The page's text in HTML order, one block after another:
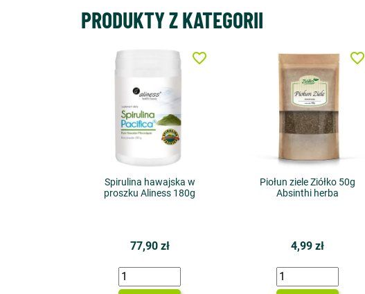
PRODUKTY Z KATEGORII
Spirulina hawajska w
proszku Aliness 180g
77,90 zł
favorite_border
Piołun ziele Ziółko 50g
Absinthi herba
4,99 zł
favorite_border